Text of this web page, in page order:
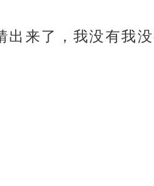
出来了，我没有我